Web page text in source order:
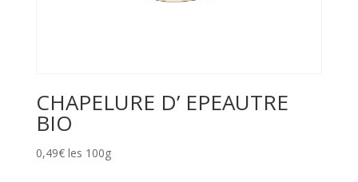
CHAPELURE D’ EPEAUTRE
BIO
0,49€ les 100g